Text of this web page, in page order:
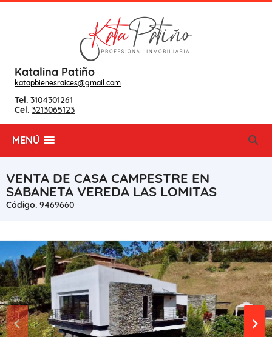
Katalina Patiño
katapbienesraices@gmail.com
Tel. 3104301261
Cel. 3213065123
MENÚ
VENTA DE CASA CAMPESTRE EN
SABANETA VEREDA LAS LOMITAS
Código. 9469660